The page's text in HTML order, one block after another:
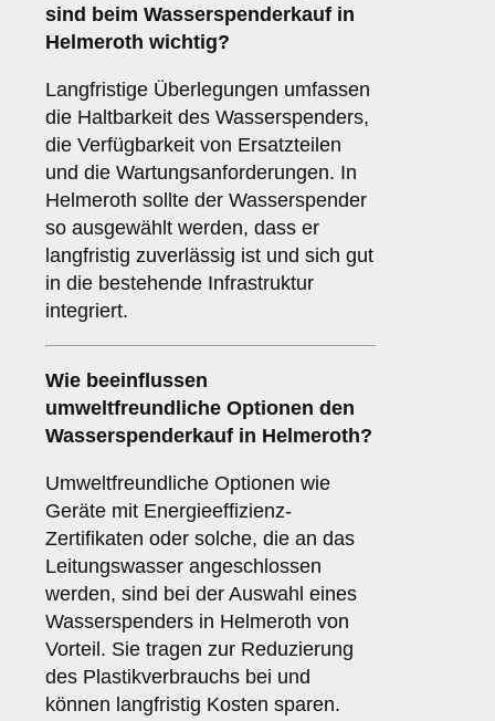
sind beim Wasserspenderkauf in
Helmeroth wichtig?
Langfristige Überlegungen umfassen
die Haltbarkeit des Wasserspenders,
die Verfügbarkeit von Ersatzteilen
und die Wartungsanforderungen. In
Helmeroth sollte der Wasserspender
so ausgewählt werden, dass er
langfristig zuverlässig ist und sich gut
in die bestehende Infrastruktur
integriert.
Wie beeinflussen
umweltfreundliche Optionen den
Wasserspenderkauf in Helmeroth?
Umweltfreundliche Optionen wie
Geräte mit Energieeffizienz-
Zertifikaten oder solche, die an das
Leitungswasser angeschlossen
werden, sind bei der Auswahl eines
Wasserspenders in Helmeroth von
Vorteil. Sie tragen zur Reduzierung
des Plastikverbrauchs bei und
können langfristig Kosten sparen.